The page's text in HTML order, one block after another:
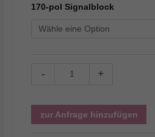
170-pol Signalblock
- +
zur Anfrage hinzufügen